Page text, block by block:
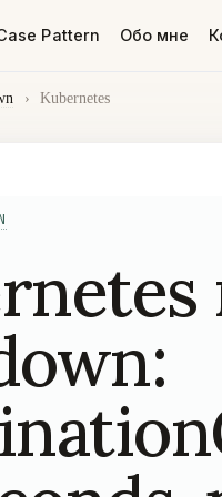
Pattern Обо мне
› Kubernetes